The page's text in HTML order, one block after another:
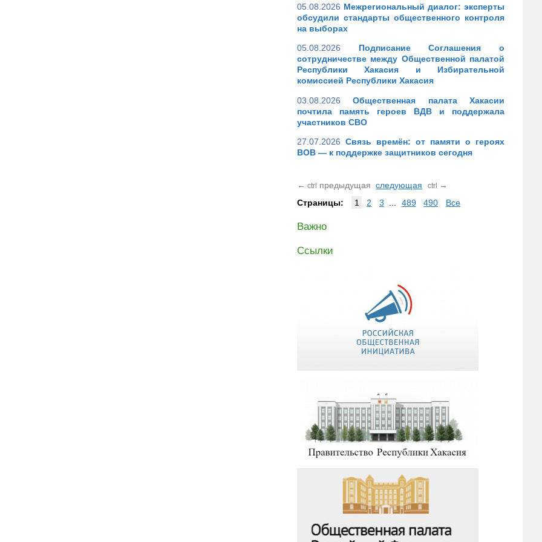
05.08.2026 Межрегиональный диалог: эксперты
обсудили стандарты общественного контроля
на выборах
05.08.2026
Подписание Соглашения о
сотрудничестве между Общественной палатой
Республики Хакасия и Избирательной
комиссией Республики Хакасия
03.08.2026
Общественная палата Хакасии
почтила память героев ВДВ и поддержала
участников СВО
27.07.2026 Связь времён: от памяти о героях
ВОВ — к поддержке защитников сегодня
← ctrl предыдущая следующая ctrl →
Страницы:
1 2 3 489 490 Все
Важно
Ссылки